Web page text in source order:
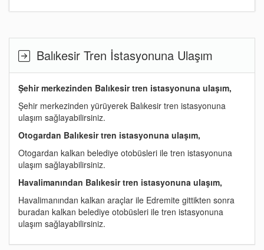
Balıkesir Tren İstasyonuna Ulaşım
Şehir merkezinden Balıkesir tren istasyonuna ulaşım,
Şehir merkezinden yürüyerek Balıkesir tren istasyonuna
ulaşım sağlayabilirsiniz.
Otogardan Balıkesir tren istasyonuna ulaşım,
Otogardan kalkan belediye otobüsleri ile tren istasyonuna
ulaşım sağlayabilirsiniz.
Havalimanından Balıkesir tren istasyonuna ulaşım,
Havalimanından kalkan araçlar ile Edremite gittikten sonra
buradan kalkan belediye otobüsleri ile tren istasyonuna
ulaşım sağlayabilirsiniz.